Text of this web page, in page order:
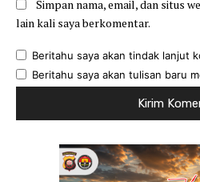
Simpan nama, email, dan situs
lain kali saya berkomentar.
Beritahu saya akan tindak lanjut
Beritahu saya akan tulisan baru